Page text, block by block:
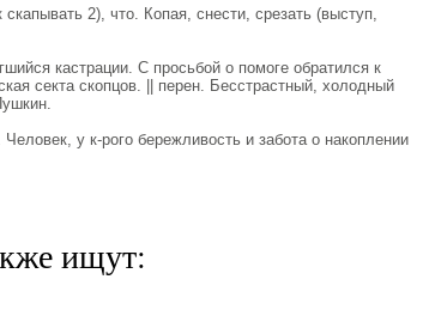
2), что. Копая, снести, срезать (выступ,
кастрации. С просьбой о помоге обратился к
секта скопцов. || перен. Бесстрастный, холодный
у к-рого бережливость и забота о накоплении
ищут: